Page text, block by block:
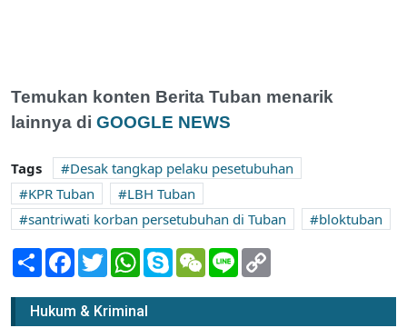
Temukan konten Berita Tuban menarik
lainnya di GOOGLE NEWS
Tags
Desak tangkap pelaku pesetubuhan
KPR Tuban
LBH Tuban
santriwati korban persetubuhan di Tuban
bloktuban
Share Facebook
TwitterWhatsApp
SkypeWeChatLine
Hukum & Kriminal
Pondok Pesantren Tempat Santriwati
Tuban Korban Pencabulan Tak Miliki Izin
Kemenag